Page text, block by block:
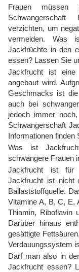
Frauen
verzichten, um
vermeiden. Was
Jackfrüchte in den
essen? Lassen Sie
Jackfrucht ist
angebaut wird.
Geschmacks ist
auch bei
jedoch immer
Schwangerschaft
Informationen finden
Was ist
schwangere Frauen
Jackfrucht ist für
Jackfrucht ist nicht
Ballaststoffquelle.
Vitamine A, B, C, E,
Thiamin, Riboflavin
Darüber hinaus
gesättigte
Verdauungssystem
Darf man also in
Jackfrucht essen?